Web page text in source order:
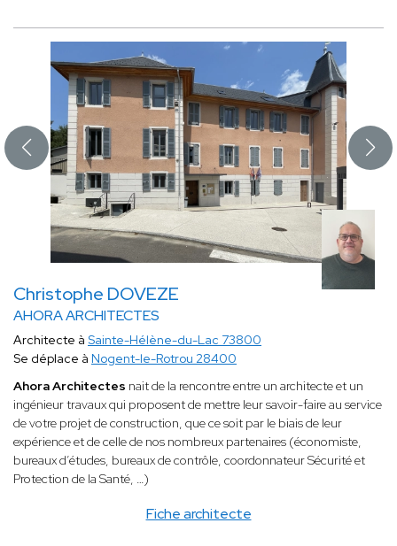
Christophe DOVEZE
AHORA ARCHITECTES
Fiche architecte
Architecte à Sainte-Hélène-du-Lac 73800
Se déplace à Nogent-le-Rotrou 28400
Ahora Architectes nait de la rencontre entre un architecte et un
ingénieur travaux qui proposent de mettre leur savoir-faire au service
de votre projet de construction, que ce soit par le biais de leur
expérience et de celle de nos nombreux partenaires (économiste,
bureaux d’études, bureaux de contrôle, coordonnateur Sécurité et
Protection de la Santé, …)